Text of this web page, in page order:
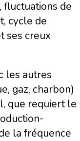
fluctuations de
cycle de
ses creux
les autres
gaz, charbon)
que requiert le
la fréquence